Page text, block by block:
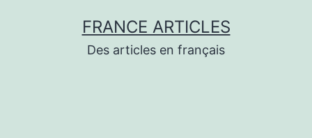
FRANCE ARTICLES
Des articles en français